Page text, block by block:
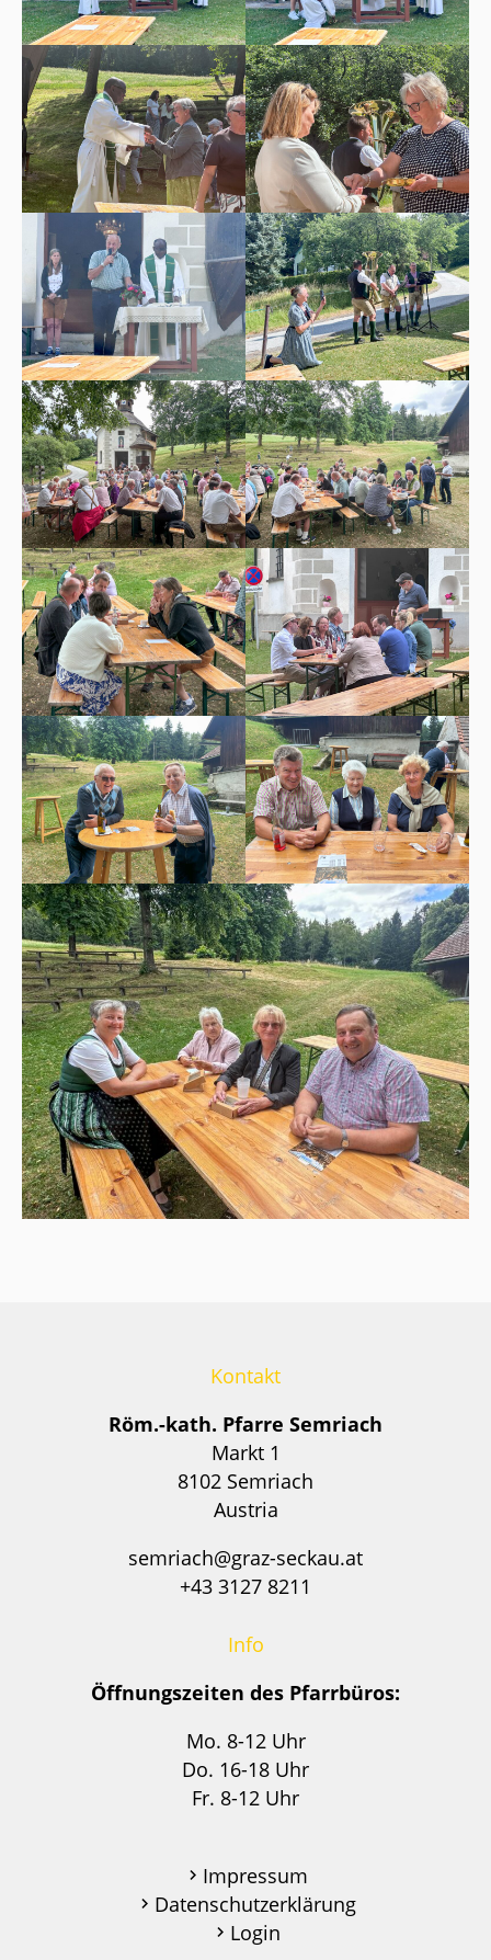
Kontakt
Röm.-kath. Pfarre Semriach
Markt 1
8102 Semriach
Austria
semriach@graz-seckau.at
+43 3127 8211
Info
Öffnungszeiten des Pfarrbüros:
Mo. 8-12 Uhr
Do. 16-18 Uhr
Fr. 8-12 Uhr
Impressum
Datenschutzerklärung
Login